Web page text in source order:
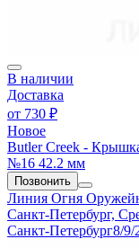
В наличии
Доставка
от 730 ₽
Новое
Butler Creek -
№16 42.2 мм
Позвонить
Линия Огня
Санкт-Петербург,
Санкт-Петербург8/9/